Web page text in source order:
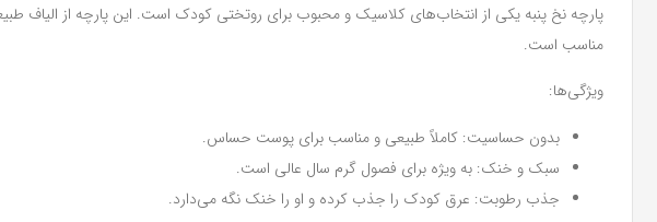
پارچه نخ پنبه یکی از انتخاب‌های کلاسیک و محبوب برای روتختی کودک است. این پارچه از الیاف
مناسب است.
ویژگی‌ها:
بدون حساسیت: کاملاً طبیعی و مناسب برای پوست حساس.
سبک و خنک: به ویژه برای فصول گرم سال عالی است.
جذب رطوبت: عرق کودک را جذب کرده و او را خنک نگه می‌دارد.